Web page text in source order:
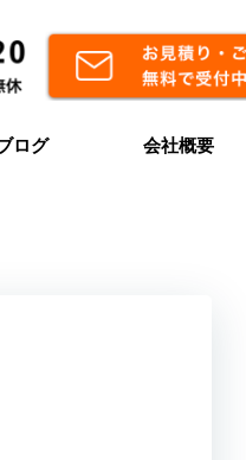
ログ 会社概要